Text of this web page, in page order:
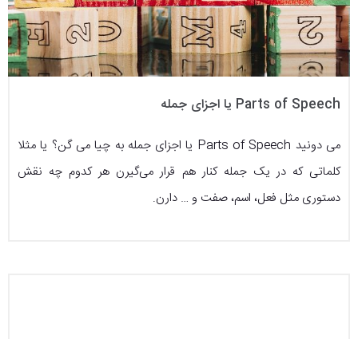
Parts of Speech یا اجزای جمله
می دونید Parts of Speech یا اجزای جمله به چیا می گن؟ یا مثلا
کلماتی که در یک جمله کنار هم قرار می‌گیرن هر کدوم چه نقش
دستوری مثل فعل، اسم، صفت و … دارن.